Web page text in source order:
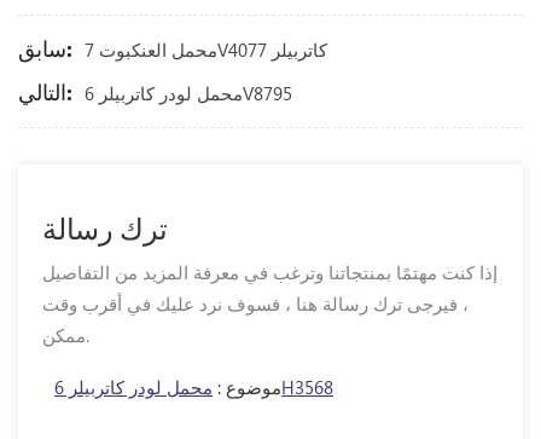
سابق: محمل العنكبوت 7V4077 كاتربيلر
التالي: محمل لودر كاتربيلر 6V8795
ترك رسالة
إذا كنت مهتمًا بمنتجاتنا وترغب في معرفة المزيد من التفاصيل
، فيرجى ترك رسالة هنا ، فسوف نرد عليك في أقرب وقت
ممكن.
موضوع :محمل لودر كاتربيلر 6H3568